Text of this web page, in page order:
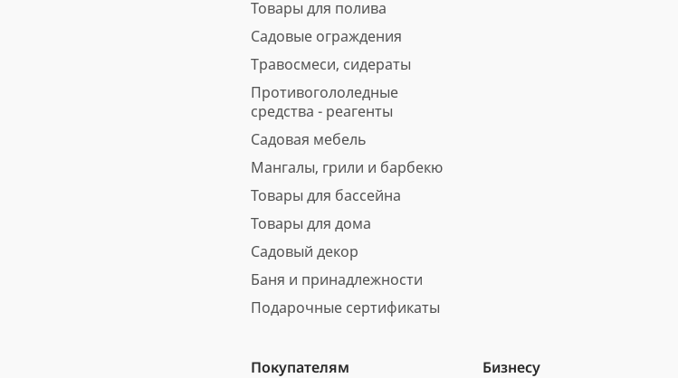
Товары для полива
Садовые ограждения
Травосмеси, сидераты
Противогололедные
средства - реагенты
Садовая мебель
Мангалы, грили и барбекю
Товары для бассейна
Товары для дома
Садовый декор
Баня и принадлежности
Подарочные сертификаты
Покупателям
Бизнесу